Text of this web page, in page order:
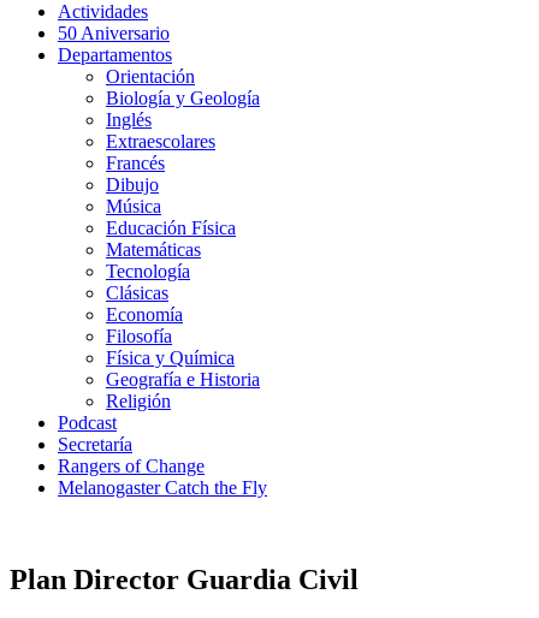
Actividades
50 Aniversario
Departamentos
Orientación
Biología y Geología
Inglés
Extraescolares
Francés
Dibujo
Música
Educación Física
Matemáticas
Tecnología
Clásicas
Economía
Filosofía
Física y Química
Geografía e Historia
Religión
Podcast
Secretaría
Rangers of Change
Melanogaster Catch the Fly
Plan Director Guardia Civil